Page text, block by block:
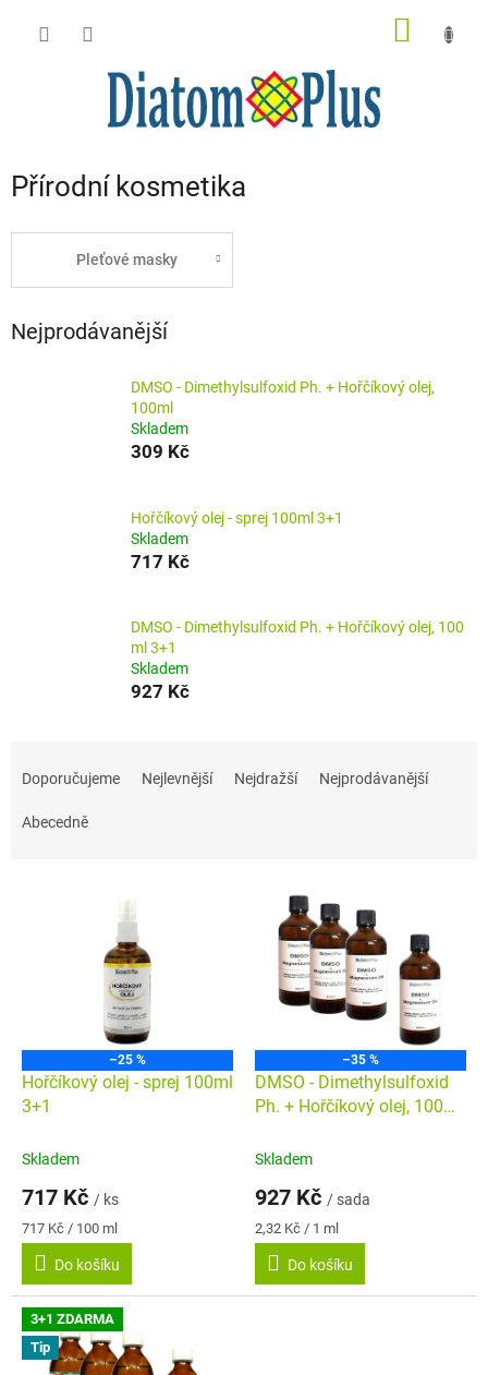
Přírodní kosmetika
Pleťové masky
Nejprodávanější
DMSO - Dimethylsulfoxid Ph. + Hořčíkový olej,
100ml
Skladem
309 Kč
Hořčíkový olej - sprej 100ml 3+1
Skladem
717 Kč
DMSO - Dimethylsulfoxid Ph. + Hořčíkový olej, 100
ml 3+1
Skladem
927 Kč
Doporučujeme Nejlevnější Nejdražší Nejprodávanější
Abecedně
–25 %
Hořčíkový olej - sprej 100ml
3+1
Skladem
717 Kč / ks
Měrná
cena:
717 Kč / 100 ml
Do košíku
–35 %
DMSO - Dimethylsulfoxid
Ph. + Hořčíkový olej, 100
Skladem
927 Kč / sada
Měrná
cena:
2,32 Kč / 1 ml
Do košíku
3+1 ZDARMA
Tip